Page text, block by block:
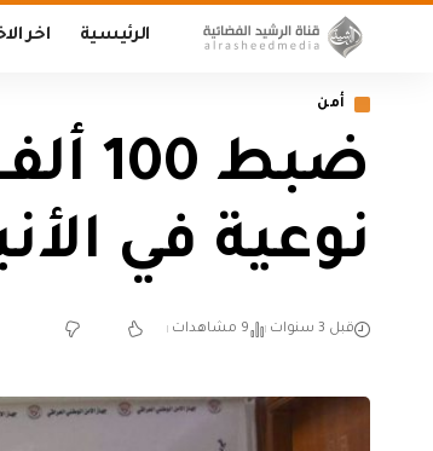
الرئيسية اخر
أمن
نوعية في
قبل 3 سنوات 9 مشاهدات